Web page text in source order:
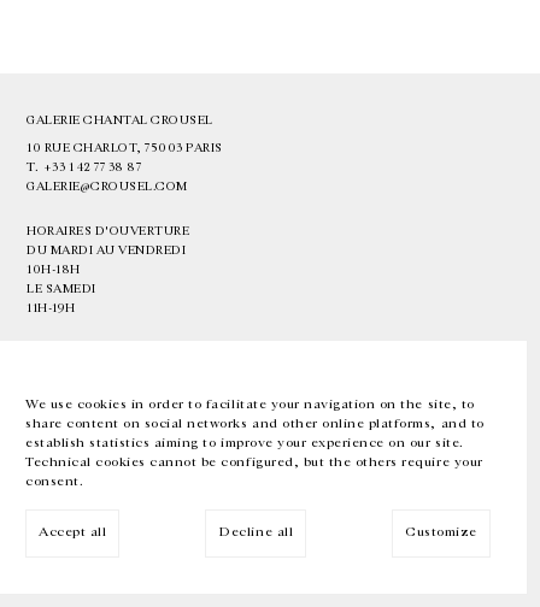
We use cookies in order to facilitate your navigation on the site, to
share content on social networks and other online platforms, and to
establish statistics aiming to improve your experience on our site.
Technical cookies cannot be configured, but the others require your
consent.
Accept all Decline all Customize
GALERIE CHANTAL CROUSEL
10 RUE CHARLOT, 75003 PARIS
T. +33 1 42 77 38 87
GALERIE@CROUSEL.COM
HORAIRES D'OUVERTURE
DU MARDI AU VENDREDI
10H-18H
LE SAMEDI
11H-19H
EN FR 中文 Facebook Instagram
Inscrivez-vous à notre newsletter